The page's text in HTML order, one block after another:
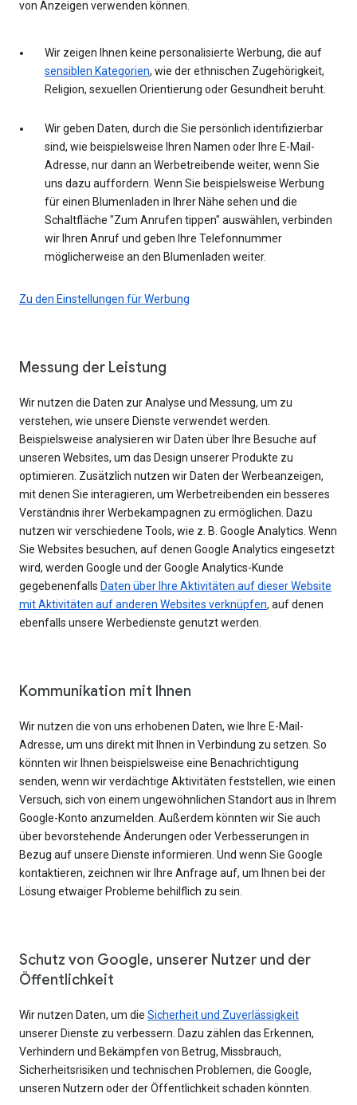
von Anzeigen verwenden können.
Wir zeigen Ihnen keine personalisierte Werbung, die auf
sensiblen Kategorien, wie der ethnischen Zugehörigkeit,
Religion, sexuellen Orientierung oder Gesundheit beruht.
Wir geben Daten, durch die Sie persönlich identifizierbar
sind, wie beispielsweise Ihren Namen oder Ihre E-Mail-
Adresse, nur dann an Werbetreibende weiter, wenn Sie
uns dazu auffordern. Wenn Sie beispielsweise Werbung
für einen Blumenladen in Ihrer Nähe sehen und die
Schaltfläche "Zum Anrufen tippen" auswählen, verbinden
wir Ihren Anruf und geben Ihre Telefonnummer
möglicherweise an den Blumenladen weiter.
Zu den Einstellungen für Werbung
Messung der Leistung
Wir nutzen die Daten zur Analyse und Messung, um zu
verstehen, wie unsere Dienste verwendet werden.
Beispielsweise analysieren wir Daten über Ihre Besuche auf
unseren Websites, um das Design unserer Produkte zu
optimieren. Zusätzlich nutzen wir Daten der Werbeanzeigen,
mit denen Sie interagieren, um Werbetreibenden ein besseres
Verständnis ihrer Werbekampagnen zu ermöglichen. Dazu
nutzen wir verschiedene Tools, wie z. B. Google Analytics. Wenn
Sie Websites besuchen, auf denen Google Analytics eingesetzt
wird, werden Google und der Google Analytics-Kunde
gegebenenfalls Daten über Ihre Aktivitäten auf dieser Website
mit Aktivitäten auf anderen Websites verknüpfen, auf denen
ebenfalls unsere Werbedienste genutzt werden.
Kommunikation mit Ihnen
Wir nutzen die von uns erhobenen Daten, wie Ihre E-Mail-
Adresse, um uns direkt mit Ihnen in Verbindung zu setzen. So
könnten wir Ihnen beispielsweise eine Benachrichtigung
senden, wenn wir verdächtige Aktivitäten feststellen, wie einen
Versuch, sich von einem ungewöhnlichen Standort aus in Ihrem
Google-Konto anzumelden. Außerdem könnten wir Sie auch
über bevorstehende Änderungen oder Verbesserungen in
Bezug auf unsere Dienste informieren. Und wenn Sie Google
kontaktieren, zeichnen wir Ihre Anfrage auf, um Ihnen bei der
Lösung etwaiger Probleme behilflich zu sein.
Schutz von Google, unserer Nutzer und der
Öffentlichkeit
Wir nutzen Daten, um die Sicherheit und Zuverlässigkeit
unserer Dienste zu verbessern. Dazu zählen das Erkennen,
Verhindern und Bekämpfen von Betrug, Missbrauch,
Sicherheitsrisiken und technischen Problemen, die Google,
unseren Nutzern oder der Öffentlichkeit schaden könnten.